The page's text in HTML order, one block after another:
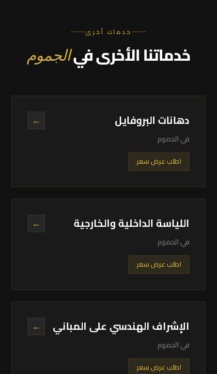
خدمات أخرى
خدماتنا الأخرى فيالجموم
دهانات البروفايل
في الجموم
اطلب عرض سعر
←
اللياسة الداخلية والخارجية
في الجموم
اطلب عرض سعر
←
الإشراف الهندسي على المباني
في الجموم
اطلب عرض سعر
←